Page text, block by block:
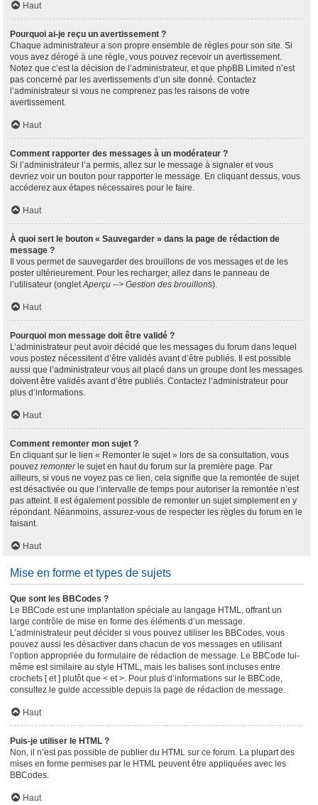
Haut
Pourquoi ai-je reçu un avertissement ?
Chaque administrateur a son propre ensemble de règles pour son site. Si
vous avez dérogé à une règle, vous pouvez recevoir un avertissement.
Notez que c’est la décision de l’administrateur, et que phpBB Limited n’est
pas concerné par les avertissements d’un site donné. Contactez
l’administrateur si vous ne comprenez pas les raisons de votre
avertissement.
Haut
Comment rapporter des messages à un modérateur ?
Si l’administrateur l’a permis, allez sur le message à signaler et vous
devriez voir un bouton pour rapporter le message. En cliquant dessus, vous
accéderez aux étapes nécessaires pour le faire.
Haut
À quoi sert le bouton « Sauvegarder » dans la page de rédaction de
message ?
Il vous permet de sauvegarder des brouillons de vos messages et de les
poster ultérieurement. Pour les recharger, allez dans le panneau de
l’utilisateur (ongletAperçu --> Gestion des brouillons).
Haut
Pourquoi mon message doit être validé ?
L’administrateur peut avoir décidé que les messages du forum dans lequel
vous postez nécessitent d’être validés avant d’être publiés. Il est possible
aussi que l’administrateur vous ait placé dans un groupe dont les messages
doivent être validés avant d’être publiés. Contactez l’administrateur pour
plus d’informations.
Haut
Comment remonter mon sujet ?
En cliquant sur le lien « Remonter le sujet » lors de sa consultation, vous
pouvez remonterle sujet en haut du forum sur la première page. Par
ailleurs, si vous ne voyez pas ce lien, cela signifie que la remontée de sujet
est désactivée ou que l’intervalle de temps pour autoriser la remontée n’est
pas atteint. Il est également possible de remonter un sujet simplement en y
répondant. Néanmoins, assurez-vous de respecter les règles du forum en le
faisant.
Haut
Mise en forme et types de sujets
Que sont les BBCodes ?
Le BBCode est une implantation spéciale au langage HTML, offrant un
large contrôle de mise en forme des éléments d’un message.
L’administrateur peut décider si vous pouvez utiliser les BBCodes, vous
pouvez aussi les désactiver dans chacun de vos messages en utilisant
l’option appropriée du formulaire de rédaction de message. Le BBCode lui-
même est similaire au style HTML, mais les balises sont incluses entre
crochets [ et ] plutôt que < et >. Pour plus d’informations sur le BBCode,
consultez le guide accessible depuis la page de rédaction de message.
Haut
Puis-je utiliser le HTML ?
Non, il n’est pas possible de publier du HTML sur ce forum. La plupart des
mises en forme permises par le HTML peuvent être appliquées avec les
BBCodes.
Haut